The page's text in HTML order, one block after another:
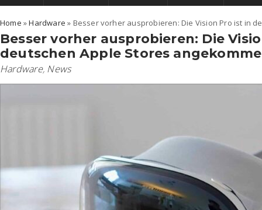
Home »Hardware » Besser vorher ausprobieren: Die Vision Pro ist in
Besser vorher ausprobieren: Die
deutschen Apple Stores
Hardware, News